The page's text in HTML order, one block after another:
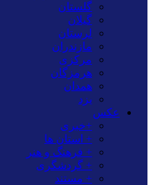
گلستان
گیلان
لرستان
مازندران
مرکزی
هرمزگان
همدان
یزد
عکس
+خبری
+ استان ها
+ فرهنگ و هنر
+ گردشگری
+ مستند